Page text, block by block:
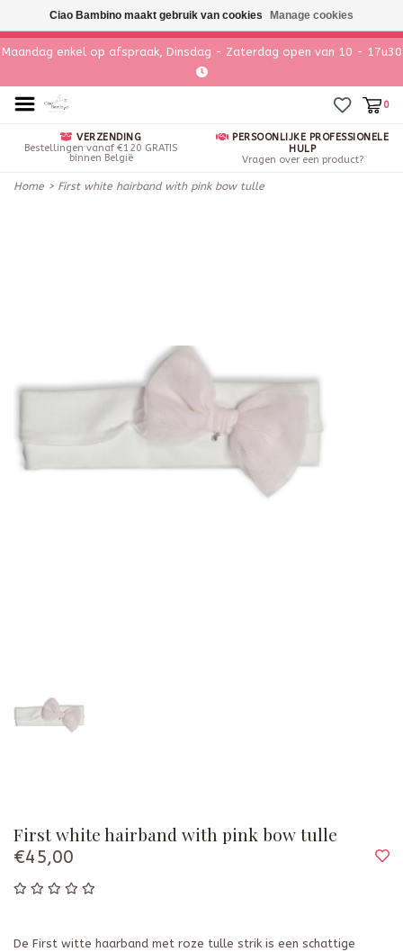
Maandag enkel op afspraak, Dinsdag - Zaterdag open van 10 - 17u30
0
VERZENDING
Bestellingen vanaf €120 GRATIS
binnen België
PERSOONLIJKE PROFESSIONELE
HULP
Vragen over een product?
Home > First white hairband with pink bow tulle
First white hairband with pink bow tulle
€45,00
De First witte haarband met roze tulle strik is een schattige
Ciao Bambino maakt gebruik van cookies Manage cookies